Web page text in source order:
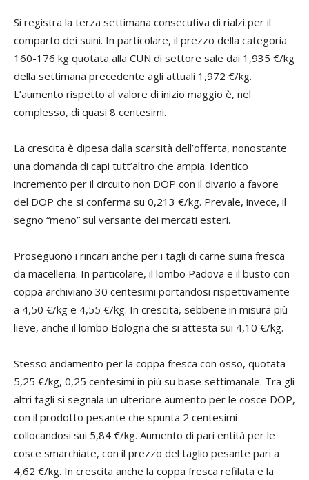
Si registra la terza settimana consecutiva di rialzi per il
comparto dei suini. In particolare, il prezzo della categoria
160-176 kg quotata alla CUN di settore sale dai 1,935 €/kg
della settimana precedente agli attuali 1,972 €/kg.
L’aumento rispetto al valore di inizio maggio è, nel
complesso, di quasi 8 centesimi.
La crescita è dipesa dalla scarsità dell’offerta, nonostante
una domanda di capi tutt’altro che ampia. Identico
incremento per il circuito non DOP con il divario a favore
del DOP che si conferma su 0,213 €/kg. Prevale, invece, il
segno “meno” sul versante dei mercati esteri.
Proseguono i rincari anche per i tagli di carne suina fresca
da macelleria. In particolare, il lombo Padova e il busto con
coppa archiviano 30 centesimi portandosi rispettivamente
a 4,50 €/kg e 4,55 €/kg. In crescita, sebbene in misura più
lieve, anche il lombo Bologna che si attesta sui 4,10 €/kg.
Stesso andamento per la coppa fresca con osso, quotata
5,25 €/kg, 0,25 centesimi in più su base settimanale. Tra gli
altri tagli si segnala un ulteriore aumento per le cosce DOP,
con il prodotto pesante che spunta 2 centesimi
collocandosi sui 5,84 €/kg. Aumento di pari entità per le
cosce smarchiate, con il prezzo del taglio pesante pari a
4,62 €/kg. In crescita anche la coppa fresca refilata e la